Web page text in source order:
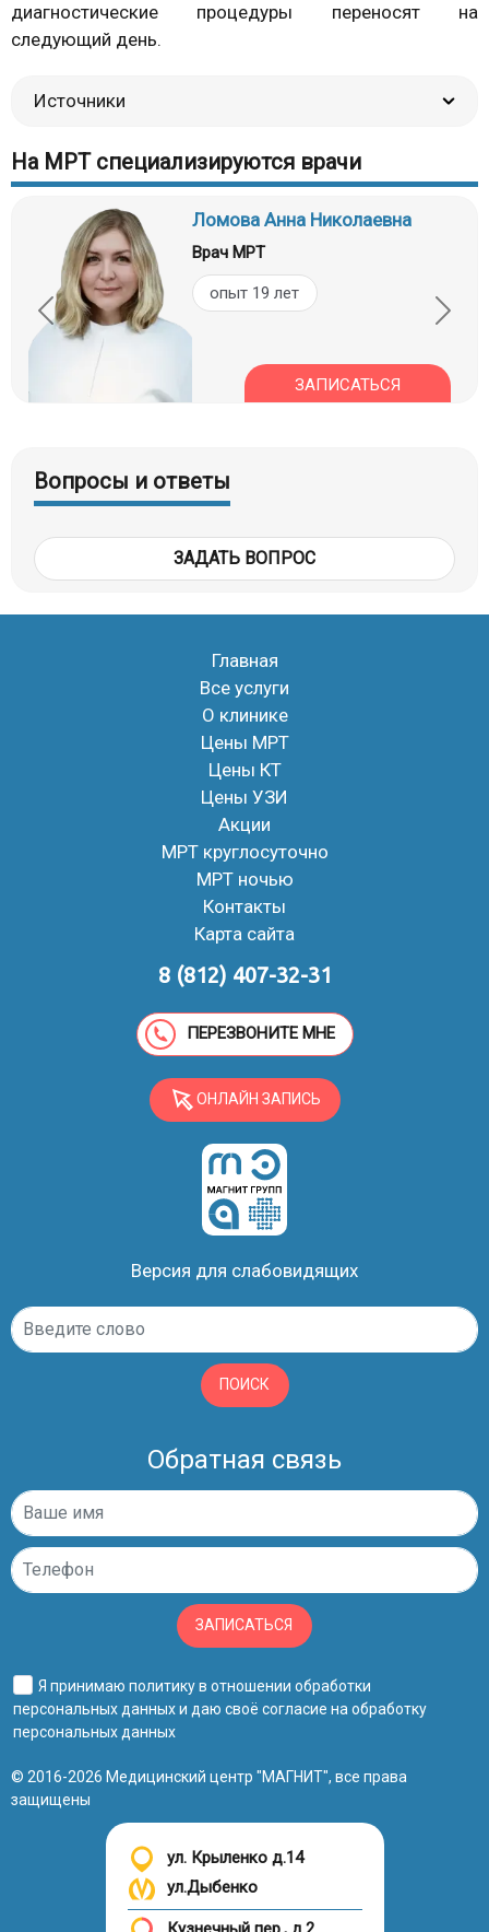
диагностические процедуры переносят на
следующий день.
Источники
На МРТ специализируются врачи
Ломова Анна Николаевна
Врач МРТ
опыт 19 лет
ЗАПИСАТЬСЯ
Вопросы и ответы
ЗАДАТЬ ВОПРОС
Главная
Все услуги
О клинике
Цены МРТ
Цены КТ
Цены УЗИ
Акции
МРТ круглосуточно
МРТ ночью
Контакты
Карта сайта
8 (812) 407-32-31
ПЕРЕЗВОНИТЕ МНЕ
ОНЛАЙН ЗАПИСЬ
Версия для слабовидящих
ПОИСК
Обратная связь
ЗАПИСАТЬСЯ
Я принимаю политику в отношении обработки
персональных данныхи даю своё согласие на обработку
персональных данных
© 2016-2026 Медицинский центр "МАГНИТ", все права
защищены
ул. Крыленко д.14
ул.Дыбенко